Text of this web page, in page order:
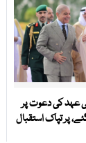
عہد کی دعوت پر
پر تپاک استقبال